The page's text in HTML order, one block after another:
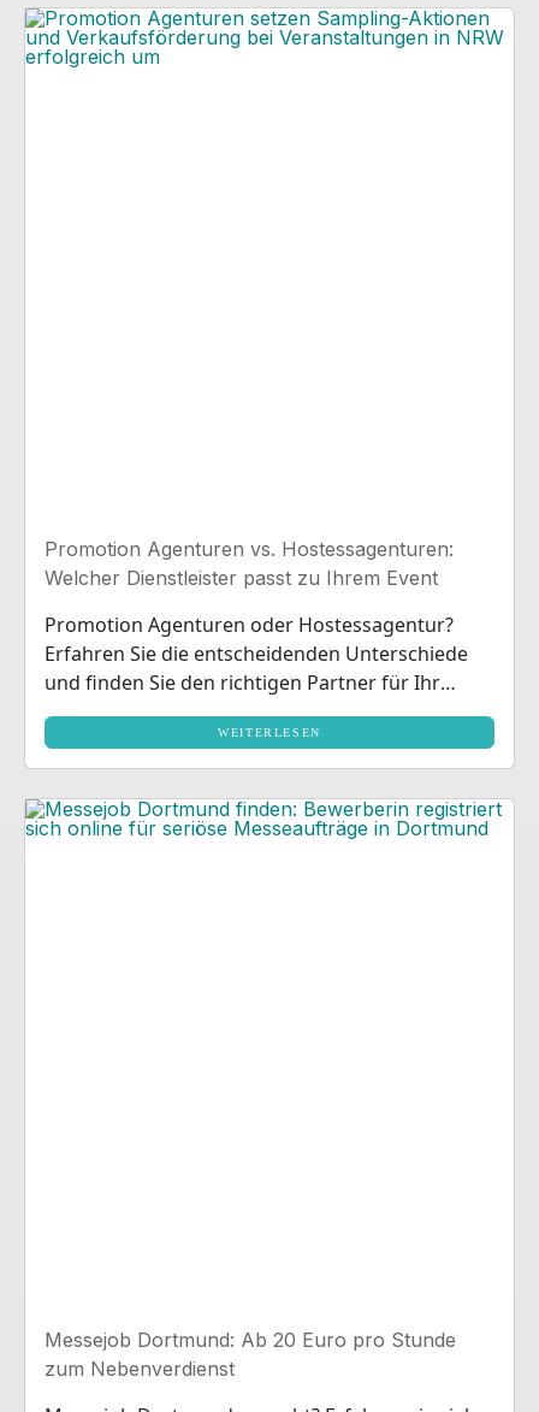
Promotion Agenturen vs. Hostessagenturen:
Welcher Dienstleister passt zu Ihrem Event
Promotion Agenturen oder Hostessagentur?
Erfahren Sie die entscheidenden Unterschiede
und finden Sie den richtigen Partner für Ihr
Event in NRW.
WEITERLESEN
Messejob Dortmund: Ab 20 Euro pro Stunde
zum Nebenverdienst